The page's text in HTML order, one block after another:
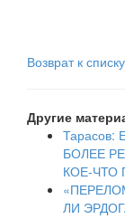
Возврат к списку
Другие
БОЛЕЕ
КОЕ-ЧТО
ЛИ